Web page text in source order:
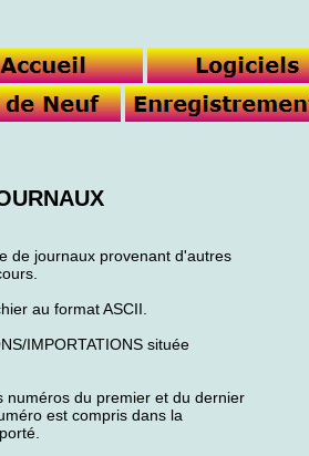
de journaux provenant d'autres
au format ASCII.
IMPORTATIONS située
numéros du premier et du dernier
est compris dans la